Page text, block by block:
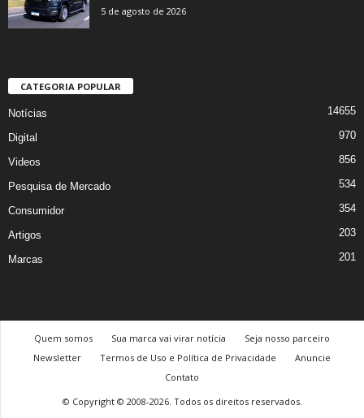
5 de agosto de 2026
CATEGORIA POPULAR
Notícias 14655
Digital 970
Videos 856
Pesquisa de Mercado 534
Consumidor 354
Artigos 203
Marcas 201
Quem somos Sua marca vai virar notícia
Seja nosso parceiro
Newsletter
Termos de Uso e Política de Privacidade
Anuncie
Contato
© Copyright © 2008-2026. Todos os direitos reservados.